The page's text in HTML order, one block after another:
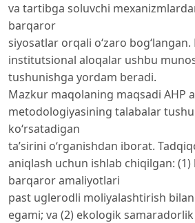
va tartibga soluvchi
barqaror
siyosatlar orqali o‘zaro bog‘langan.
institutsional aloqalar ushbu
tushunishga yordam beradi.
Mazkur maqolaning maqsadi AHP
metodologiyasining talabalar
ko‘rsatadigan
ta’sirini o‘rganishdan iborat.
aniqlash uchun ishlab chiqilgan:
barqaror amaliyotlari
past uglerodli moliyalashtirish
egami; va (2) ekologik